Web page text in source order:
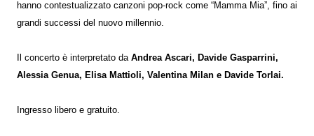
hanno contestualizzato canzoni pop-rock come “Mamma Mia”, fino ai
grandi successi del nuovo millennio.
Il concerto è interpretato da Andrea Ascari, Davide Gasparrini,
Alessia Genua, Elisa Mattioli, Valentina Milan e Davide Torlai.
Ingresso libero e gratuito.